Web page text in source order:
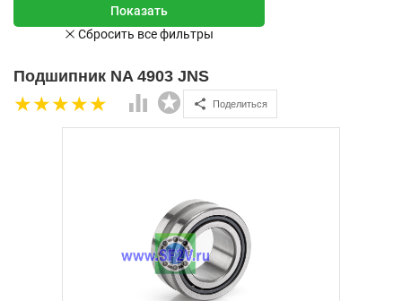
Подшипник NA 4903 JNS
Поделиться